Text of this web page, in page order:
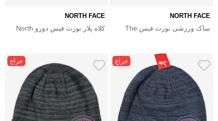
NORTH FACE
ساک ورزشی نورث فیس The
NORTH FACE
کلاه پلار نورث فیس دورو North
حراج حراج